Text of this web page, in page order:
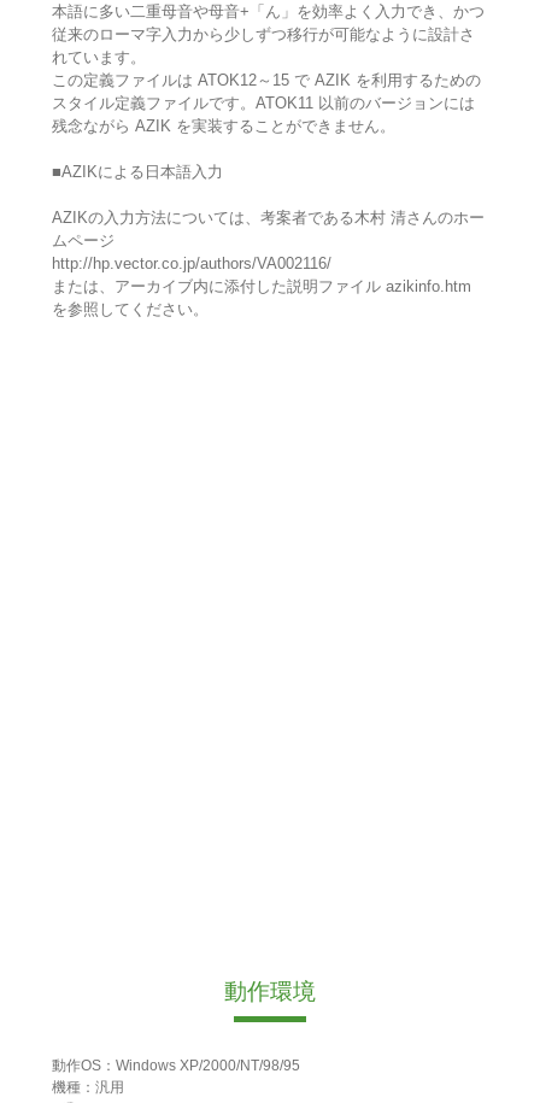
本語に多い二重母音や母音+「ん」を効率よく入力でき、かつ
従来のローマ字入力から少しずつ移行が可能なように設計さ
れています。
この定義ファイルは ATOK12～15 で AZIK を利用するための
スタイル定義ファイルです。ATOK11 以前のバージョンには
残念ながら AZIK を実装することができません。
■AZIKによる日本語入力
AZIKの入力方法については、考案者である木村 清さんのホー
ムページ
http://hp.vector.co.jp/authors/VA002116/
または、アーカイブ内に添付した説明ファイル azikinfo.htm
を参照してください。
動作環境
動作OS：Windows XP/2000/NT/98/95
機種：汎用